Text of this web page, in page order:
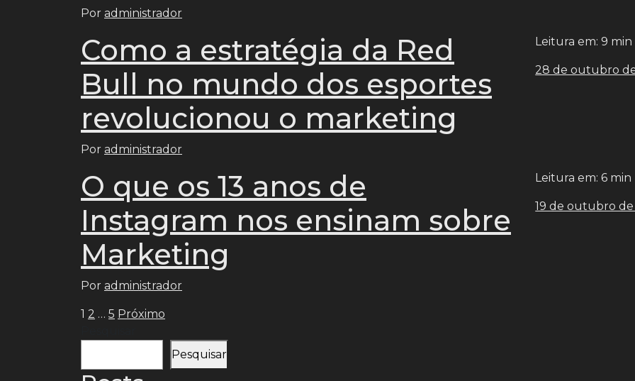
Por administrador
Como a estratégia da Red
Bull no mundo dos esportes
revolucionou o marketing
Por administrador
Leitura em: 9 min
28 de outubro
O que os 13 anos de
Instagram nos ensinam sobre
Marketing
Por administrador
Leitura em: 6 min
19 de outubro
Paginação
de
posts
1 2 … 5 Próximo
Pesquisar